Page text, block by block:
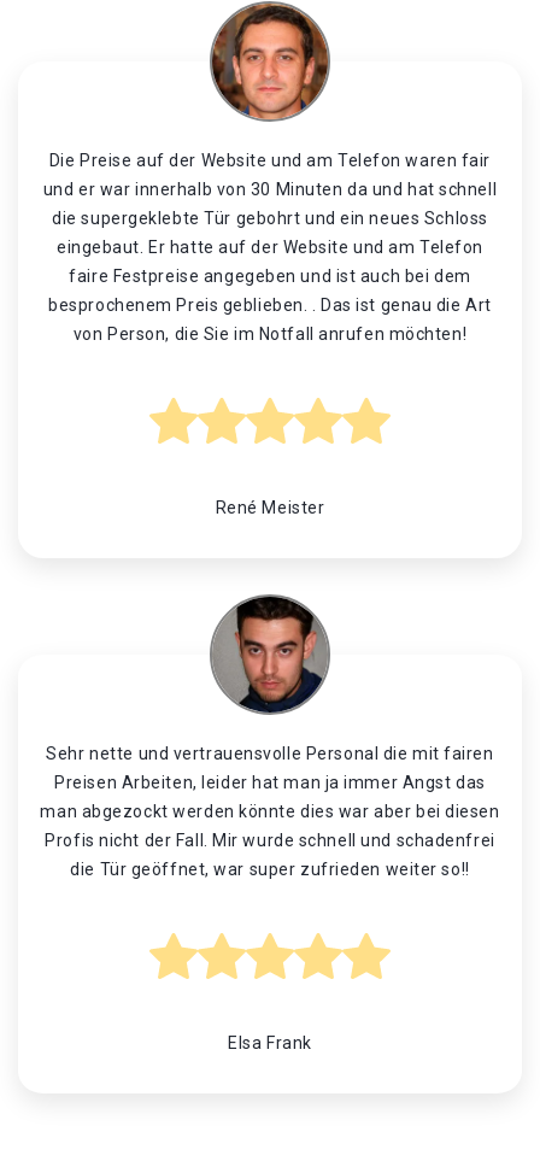
Die Preise auf der Website und am Telefon waren fair
und er war innerhalb von 30 Minuten da und hat schnell
die supergeklebte Tür gebohrt und ein neues Schloss
eingebaut. Er hatte auf der Website und am Telefon
faire Festpreise angegeben und ist auch bei dem
besprochenem Preis geblieben. . Das ist genau die Art
von Person, die Sie im Notfall anrufen möchten!
René Meister
Sehr nette und vertrauensvolle Personal die mit fairen
Preisen Arbeiten, leider hat man ja immer Angst das
man abgezockt werden könnte dies war aber bei diesen
Profis nicht der Fall. Mir wurde schnell und schadenfrei
die Tür geöffnet, war super zufrieden weiter so!!
Elsa Frank